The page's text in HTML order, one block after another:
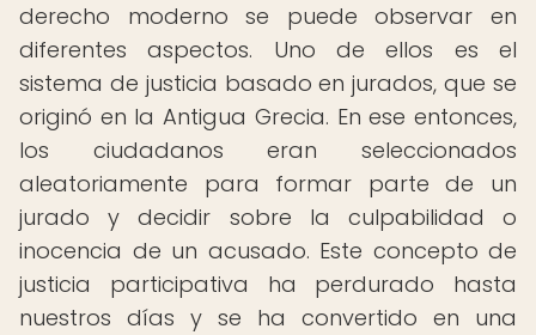
derecho moderno se puede observar en
diferentes aspectos. Uno de ellos es el
sistema de justicia basado en jurados, que se
originó en la Antigua Grecia. En ese entonces,
los ciudadanos eran seleccionados
aleatoriamente para formar parte de un
jurado y decidir sobre la culpabilidad o
inocencia de un acusado. Este concepto de
justicia participativa ha perdurado hasta
nuestros días y se ha convertido en una